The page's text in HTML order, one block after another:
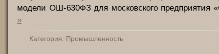
модели ОШ-630ФЗ для московского предприятия
»
Категория: Промышленность